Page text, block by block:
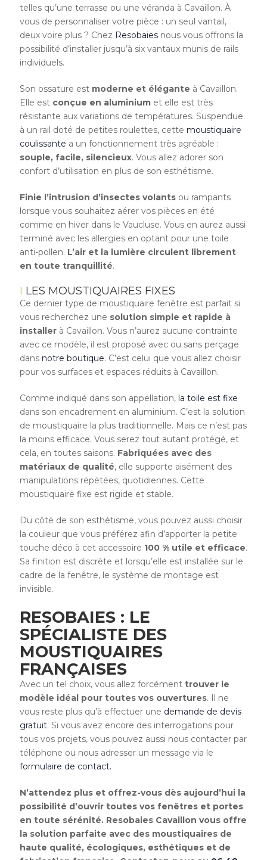
telles qu’une terrasse ou une véranda à Cavaillon. À
vous de personnaliser votre pièce : un seul vantail,
deux voire plus ? Chez Resobaies nous vous offrons la
possibilité d’installer jusqu’à six vantaux munis de rails
individuels.
Son ossature est moderne et élégante à Cavaillon.
Elle est conçue en aluminium et elle est très
résistante aux variations de températures. Suspendue
à un rail doté de petites roulettes, cette moustiquaire
coulissante a un fonctionnement très agréable :
souple, facile, silencieux. Vous allez adorer son
confort d’utilisation en plus de son esthétisme.
Finie l’intrusion d’insectes volants ou rampants
lorsque vous souhaitez aérer vos pièces en été
comme en hiver dans le Vaucluse. Vous en aurez aussi
terminé avec les allergies en optant pour une toile
anti-pollen. L’air et la lumière circulent librement
en toute tranquillité.
LES MOUSTIQUAIRES FIXES
Ce dernier type de moustiquaire fenêtre est parfait si
vous recherchez une solution simple et rapide à
installer à Cavaillon. Vous n’aurez aucune contrainte
avec ce modèle, il est proposé avec ou sans perçage
dans notre boutique. C’est celui que vous allez choisir
pour vos surfaces et espaces réduits à Cavaillon.
Comme indiqué dans son appellation, la toile est fixe
dans son encadrement en aluminium. C’est la solution
de moustiquaire la plus traditionnelle. Mais ce n’est pas
la moins efficace. Vous serez tout autant protégé, et
cela, en toutes saisons. Fabriquées avec des
matériaux de qualité, elle supporte aisément des
manipulations répétées, quotidiennes. Cette
moustiquaire fixe est rigide et stable.
Du côté de son esthétisme, vous pouvez aussi choisir
la couleur que vous préférez afin d’apporter la petite
touche déco à cet accessoire 100 % utile et efficace.
Sa finition est discrète et lorsqu’elle est installée sur le
cadre de la fenêtre, le système de montage est
invisible.
RESOBAIES : LE
SPÉCIALISTE DES
MOUSTIQUAIRES
FRANÇAISES
Avec un tel choix, vous allez forcément trouver le
modèle idéal pour toutes vos ouvertures. Il ne
vous reste plus qu’à effectuer une demande de devis
gratuit. Si vous avez encore des interrogations pour
tous vos projets, vous pouvez aussi nous contacter par
téléphone ou nous adresser un message via le
formulaire de contact.
N’attendez plus et offrez-vous dès aujourd’hui la
possibilité d’ouvrir toutes vos fenêtres et portes
en toute sérénité. Resobaies Cavaillon vous offre
la solution parfaite avec des moustiquaires de
haute qualité, écologiques, esthétiques et de